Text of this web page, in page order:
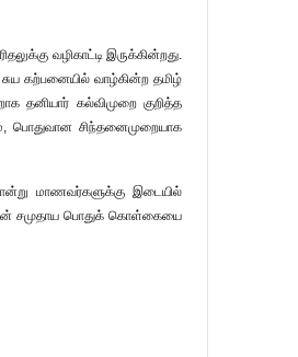
வழிகாட்டி இருக்கின்றது.
கற்பனையில் வாழ்கின்ற தமிழ்
தனியார் கல்விமுறை குறித்த
பொதுவான சிந்தனைமுறையாக
மாணவர்களுக்கு இடையில்
சமுதாய பொதுக் கொள்கையை